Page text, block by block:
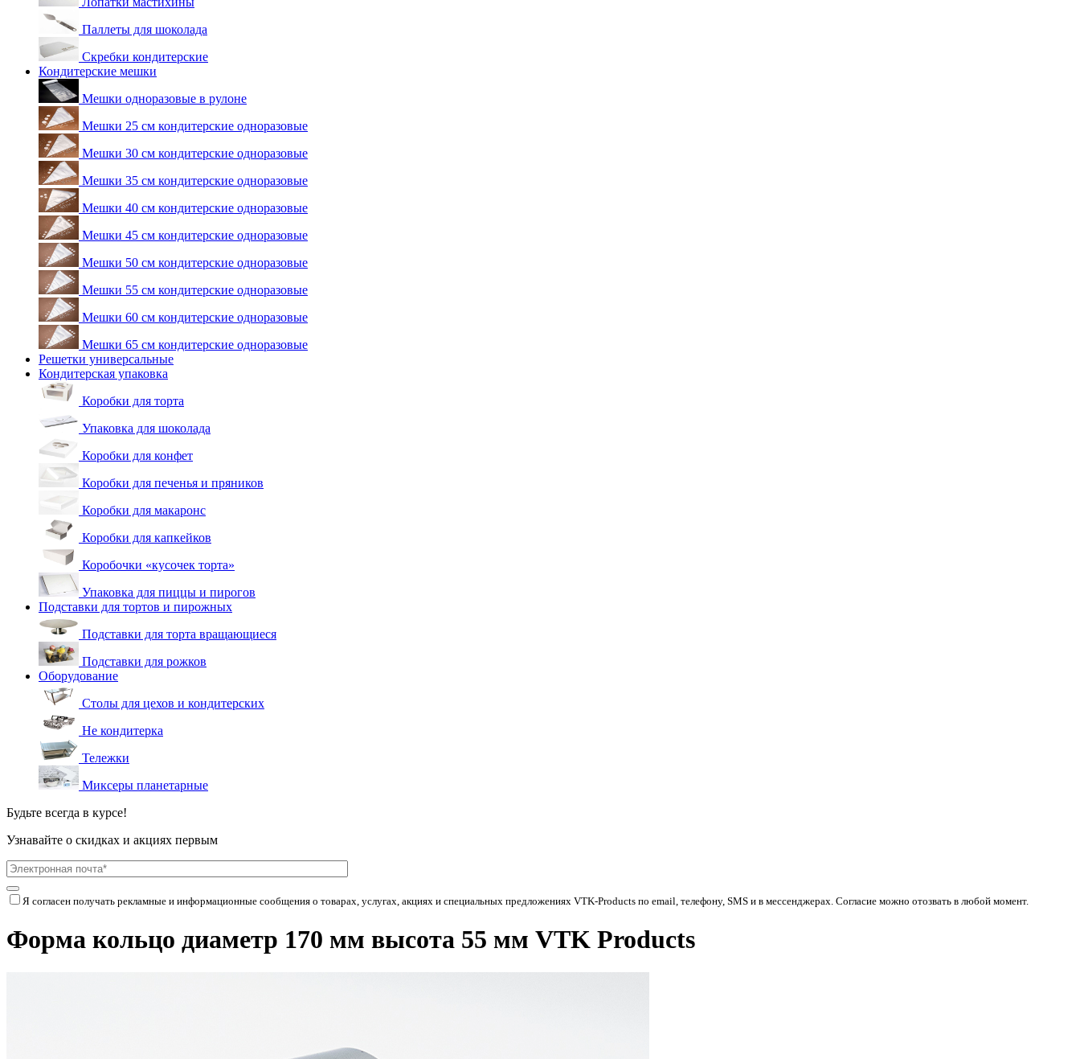
Паллеты для шоколада
Скребки кондитерские
Кондитерские мешки
Мешки одноразовые в рулоне
Мешки 25 см кондитерские одноразовые
Мешки 30 см кондитерские одноразовые
Мешки 35 см кондитерские одноразовые
Мешки 40 см кондитерские одноразовые
Мешки 45 см кондитерские одноразовые
Мешки 50 см кондитерские одноразовые
Мешки 55 см кондитерские одноразовые
Мешки 60 см кондитерские одноразовые
Мешки 65 см кондитерские одноразовые
Решетки универсальные
Кондитерская упаковка
Коробки для торта
Упаковка для шоколада
Коробки для конфет
Коробки для печенья и пряников
Коробки для макаронс
Коробки для капкейков
Коробочки «кусочек торта»
Упаковка для пиццы и пирогов
Подставки для тортов и пирожных
Подставки для торта вращающиеся
Подставки для рожков
Оборудование
Столы для цехов и кондитерских
Не кондитерка
Тележки
Миксеры планетарные
Будьте всегда в курсе!
Узнавайте о скидках и акциях первым
Я согласен получать рекламные и информационные сообщения о товарах, услугах, акциях и специальных предложениях VTK-Products по email, телефону, SMS и в мессенджерах. Согласие можно отозвать в любой момент.
Форма кольцо диаметр 170 мм высота 55 мм VTK Products